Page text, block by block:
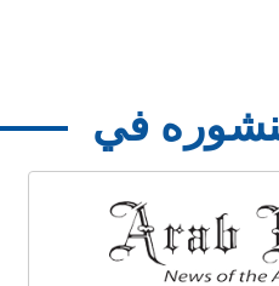
في